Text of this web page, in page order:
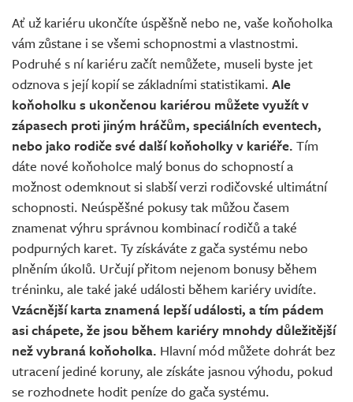
Ať už kariéru ukončíte úspěšně nebo ne, vaše koňoholka
vám zůstane i se všemi schopnostmi a vlastnostmi.
Podruhé s ní kariéru začít nemůžete, museli byste jet
odznova s její kopií se základními statistikami. Ale
koňoholku s ukončenou kariérou můžete využít v
zápasech proti jiným hráčům, speciálních eventech,
nebo jako rodiče své další koňoholky v kariéře. Tím
dáte nové koňoholce malý bonus do schopností a
možnost odemknout si slabší verzi rodičovské ultimátní
schopnosti. Neúspěšné pokusy tak můžou časem
znamenat výhru správnou kombinací rodičů a také
podpurných karet. Ty získáváte z gača systému nebo
plněním úkolů. Určují přitom nejenom bonusy během
tréninku, ale také jaké události během kariéry uvidíte.
Vzácnější karta znamená lepší události, a tím pádem
asi chápete, že jsou během kariéry mnohdy důležitější
než vybraná koňoholka. Hlavní mód můžete dohrát bez
utracení jediné koruny, ale získáte jasnou výhodu, pokud
se rozhodnete hodit peníze do gača systému.